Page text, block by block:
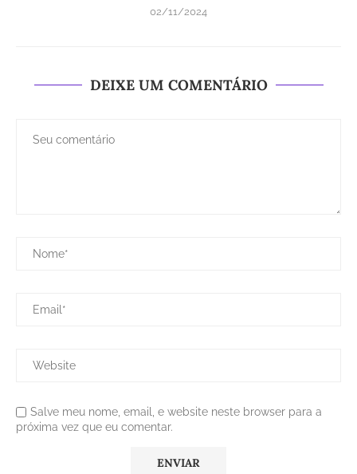
02/11/2024
DEIXE UM COMENTÁRIO
Salve meu nome, email, e website neste browser para a
próxima vez que eu comentar.